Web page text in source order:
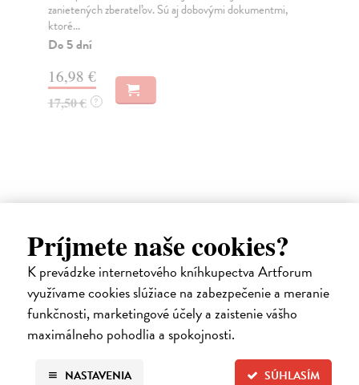
Príjmete naše cookies?
K prevádzke internetového kníhkupectva Artforum
využívame cookies slúžiace na zabezpečenie a meranie
funkčnosti, marketingové účely a zaistenie vášho
maximálneho pohodlia a spokojnosti.
SÚHLASÍM
NASTAVENIA
zanietených zberateľov. Sú aj dobovými dokumentmi,
ktoré...
Do 5 dní
16,98 €
17,50 € ?